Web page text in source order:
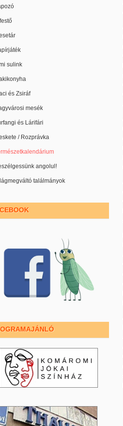
sulink
és Zsiráf
mesék
és Lárifári
/ Rozprávka
angolul!
találmányok